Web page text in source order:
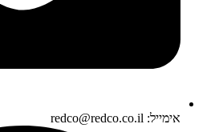
אימייל: redco@redco.co.il